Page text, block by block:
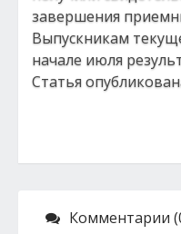
завершения
Выпускникам
начале июля
Статья
Комментарии